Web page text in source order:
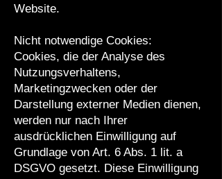
Website.
Nicht notwendige Cookies:
Cookies, die der Analyse des
Nutzungsverhaltens,
Marketingzwecken oder der
Darstellung externer Medien dienen,
werden nur nach Ihrer
ausdrücklichen Einwilligung auf
Grundlage von Art. 6 Abs. 1 lit. a
DSGVO gesetzt. Diese Einwilligung